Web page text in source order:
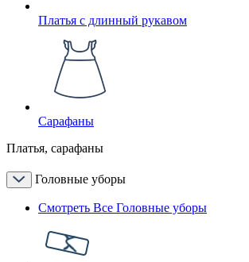
Платья с длинный рукавом
Сарафаны
Платья, сарафаны
Головные уборы
Смотреть Все Головные уборы